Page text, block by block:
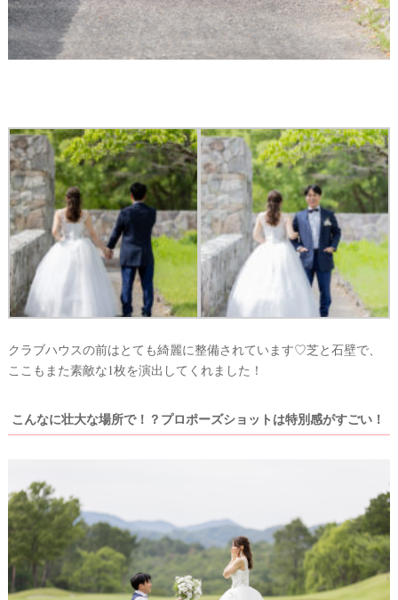
クラブハウスの前はとても綺麗に整備されています♡芝と石壁で、
ここもまた素敵な1枚を演出してくれました！
こんなに壮大な場所で！？プロポーズショットは特別感がすごい！